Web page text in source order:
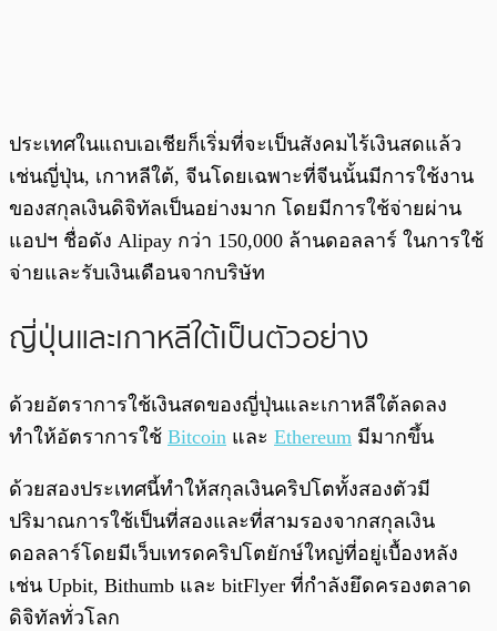
ประเทศในแถบเอเชียก็เริ่มที่จะเป็นสังคมไร้เงินสดแล้ว
เช่นญี่ปุ่น, เกาหลีใต้, จีนโดยเฉพาะที่จีนนั้นมีการใช้งาน
ของสกุลเงินดิจิทัลเป็นอย่างมาก โดยมีการใช้จ่ายผ่าน
แอปฯ ชื่อดัง Alipay กว่า 150,000 ล้านดอลลาร์ ในการใช้
จ่ายและรับเงินเดือนจากบริษัท
ญี่ปุ่นและเกาหลีใต้เป็นตัวอย่าง
ด้วยอัตราการใช้เงินสดของญี่ปุ่นและเกาหลีใต้ลดลง
ทำให้อัตราการใช้ Bitcoin และ Ethereum มีมากขึ้น
ด้วยสองประเทศนี้ทำให้สกุลเงินคริปโตทั้งสองตัวมี
ปริมาณการใช้เป็นที่สองและที่สามรองจากสกุลเงิน
ดอลลาร์โดยมีเว็บเทรดคริปโตยักษ์ใหญ่ที่อยู่เบื้องหลัง
เช่น Upbit, Bithumb และ bitFlyer ที่กำลังยึดครองตลาด
ดิจิทัลทั่วโลก